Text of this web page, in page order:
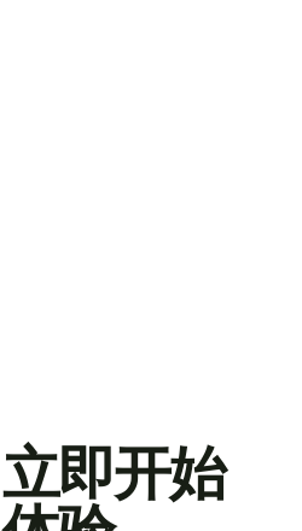
立即开始